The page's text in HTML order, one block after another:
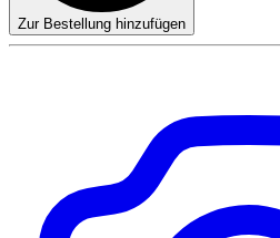
Zur Bestellung hinzufügen